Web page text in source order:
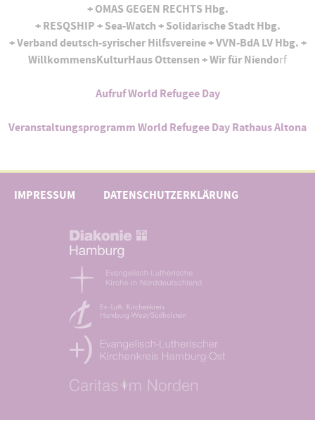
+ OMAS GEGEN RECHTS Hbg.
+ RESQSHIP + Sea-Watch + Solidarische Stadt Hbg.
+ Verband deutsch-syrischer Hilfsvereine + VVN-BdA LV Hbg. +
WillkommensKulturHaus Ottensen + Wir für Niendorf
Aufruf World Refugee Day
Veranstaltungsprogramm World Refugee Day Rathaus Altona
IMPRESSUM DATENSCHUTZERKLÄRUNG